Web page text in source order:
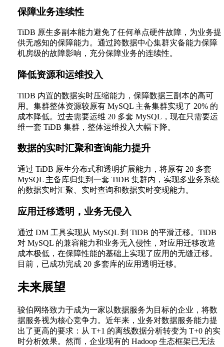
保障业务连续性
TiDB 原生多副本能力避免了任何单点硬件故障，为业务提
供无感知的保障能力。通过跨数据中心集群灾备能力保障
机房级的故障影响，充分保障业务的连续性。
降低资源和运维投入
TiDB 内置的数据实时压缩能力，保障数据三副本的高可
用。集群整体资源较原有 MySQL 主备集群实现了 20% 的
成本降低。过去需要运维 20 多套 MySQL，现在只需要运
维一套 TiDB 集群，整体运维投入大幅下降。
数据的实时汇聚和查询能力提升
通过 TiDB 原生分布式和透明扩展能力，将原有 20 多套
MySQL 主备库归集到一套 TiDB 集群内，实现多业务系统
的数据实时汇聚、实时查询和数据实时变现能力。
应用迁移透明，业务无侵入
通过 DM 工具实现从 MySQL 到 TiDB 的平滑迁移。TiDB
对 MySQL 的兼容能力和业务无入侵性，对应用迁移改造
成本极低，在保障性能的基础上实现了应用的无缝迁移。
目前，已成功完成 20 多套库的应用透明迁移。
未来展望
骏伯网络致力于成为一家以数据服务为目标的企业，将数
据服务视为核心竞争力。近年来，业务对数据服务能力提
出了更高的要求：从 T+1 的离线数据分析转变为 T+0 的实
时分析效果。然而，企业现有的 Hadoop 生态框架已无法